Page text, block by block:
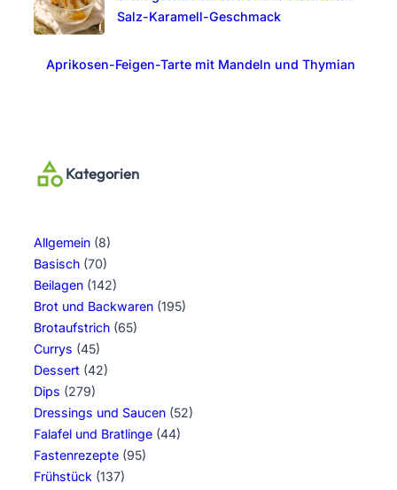
Salz-Karamell-Geschmack
Aprikosen-Feigen-Tarte mit Mandeln und Thymian
Kategorien
Allgemein (8)
Basisch (70)
Beilagen (142)
Brot und Backwaren (195)
Brotaufstrich (65)
Currys (45)
Dessert (42)
Dips (279)
Dressings und Saucen (52)
Falafel und Bratlinge (44)
Fastenrezepte (95)
Frühstück (137)